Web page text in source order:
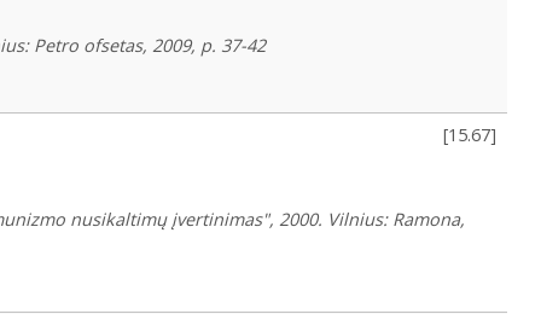
Petro ofsetas, 2009, p. 37-42
[15.67]
nusikaltimų įvertinimas", 2000. Vilnius: Ramona,